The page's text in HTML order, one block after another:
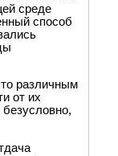
среде
способ
различным
от их
безусловно,